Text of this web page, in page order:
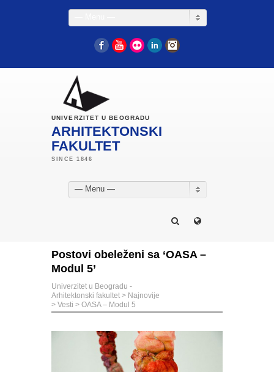
FacebookYouTube
Flickr LinkedIn
UNIVERZITET U BEOGRADU
ARHITEKTONSKI
FAKULTET
— Menu —
Postovi obeleženi sa ‘OASA –
Modul 5’
Univerzitet u Beogradu -
Arhitektonski fakultet > Najnovije
> Vesti > OASA – Modul 5